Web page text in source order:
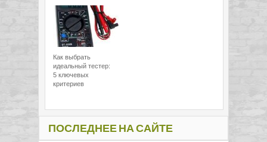
Как выбрать
идеальный тестер:
5 ключевых
критериев
ПОСЛЕДНЕЕ НА САЙТЕ